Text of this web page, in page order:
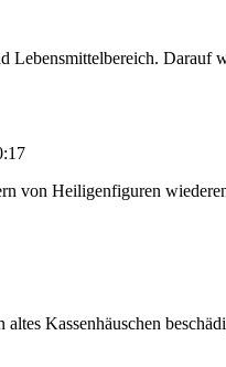
Darauf
von Heiligenfiguren
Kassenhäuschen